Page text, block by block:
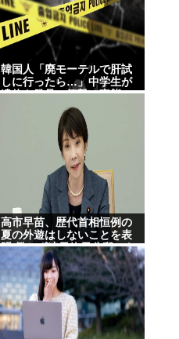
韓国人「廃モーテルで肝試
しに行ったら…」中学生が
遺体を発見、衝撃の事態に
高市早苗、歴代首相恒例の
夏の外遊はしないことを表
明 働かず連日終日公邸のも
よう